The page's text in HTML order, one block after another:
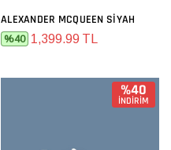
ALEXANDER MCQUEEN SIYAH
%40 1,399.99 TL
%40
İNDİRİM